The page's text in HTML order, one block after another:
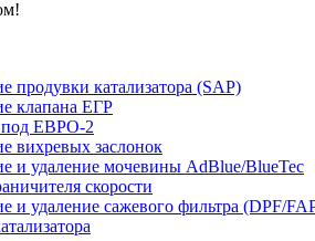
продувки катализатора (SAP)
клапана ЕГР
ЕВРО-2
вихревых заслонок
и удаление мочевины AdBlue/BlueTec
скорости
и удаление сажевого фильтра (DPF/